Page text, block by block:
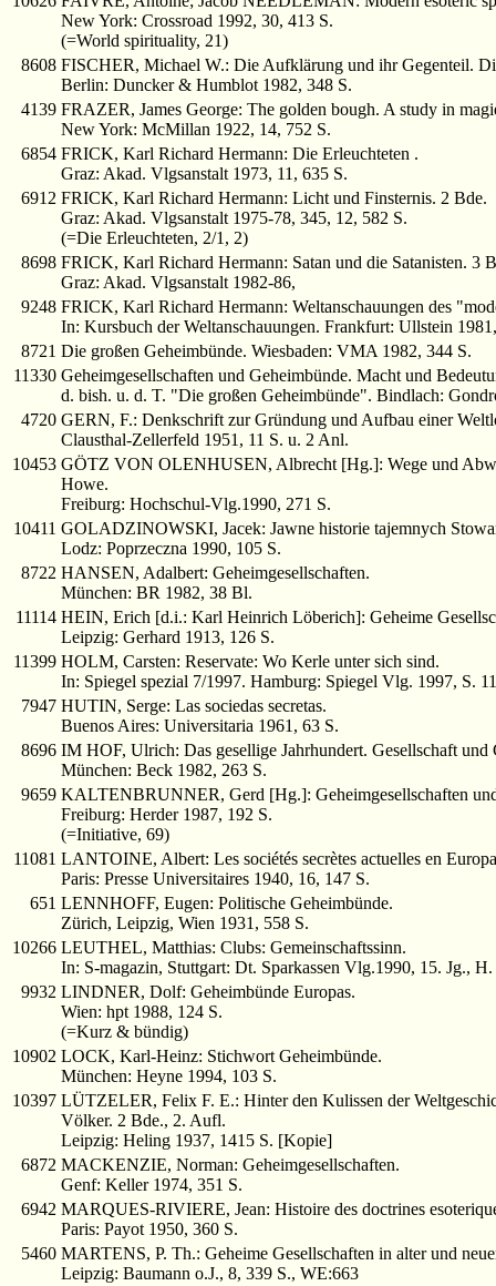
New York: Crossroad 1992, 30, 413 S.
(=World spirituality, 21)
8608 FISCHER, Michael W.: Die Aufklärung und ihr Gegenteil.
Berlin: Duncker & Humblot 1982, 348 S.
4139 FRAZER, James George: The golden bough. A study in
New York: McMillan 1922, 14, 752 S.
6854 FRICK, Karl Richard Hermann: Die Erleuchteten .
Graz: Akad. Vlgsanstalt 1973, 11, 635 S.
6912 FRICK, Karl Richard Hermann: Licht und Finsternis. 2 Bde.
Graz: Akad. Vlgsanstalt 1975-78, 345, 12, 582 S.
(=Die Erleuchteten, 2/1, 2)
8698 FRICK, Karl Richard Hermann: Satan und die Satanisten. 3
Graz: Akad. Vlgsanstalt 1982-86,
9248 FRICK, Karl Richard Hermann: Weltanschauungen des
In: Kursbuch der Weltanschauungen. Frankfurt: Ullstein
8721 Die großen Geheimbünde. Wiesbaden: VMA 1982, 344 S.
11330 Geheimgesellschaften und Geheimbünde. Macht und
d. bish. u. d. T. "Die großen Geheimbünde". Bindlach:
4720 GERN, F.: Denkschrift zur Gründung und Aufbau einer
Clausthal-Zellerfeld 1951, 11 S. u. 2 Anl.
10453 GÖTZ VON OLENHUSEN, Albrecht [Hg.]: Wege und
Howe.
Freiburg: Hochschul-Vlg.1990, 271 S.
10411 GOLADZINOWSKI, Jacek: Jawne historie tajemnych
Lodz: Poprzeczna 1990, 105 S.
8722 HANSEN, Adalbert: Geheimgesellschaften.
München: BR 1982, 38 Bl.
11114 HEIN, Erich [d.i.: Karl Heinrich Löberich]: Geheime
Leipzig: Gerhard 1913, 126 S.
11399 HOLM, Carsten: Reservate: Wo Kerle unter sich sind.
In: Spiegel spezial 7/1997. Hamburg: Spiegel Vlg. 1997, S.
7947 HUTIN, Serge: Las sociedas secretas.
Buenos Aires: Universitaria 1961, 63 S.
8696 IM HOF, Ulrich: Das gesellige Jahrhundert. Gesellschaft
München: Beck 1982, 263 S.
9659 KALTENBRUNNER, Gerd [Hg.]: Geheimgesellschaften
Freiburg: Herder 1987, 192 S.
(=Initiative, 69)
11081 LANTOINE, Albert: Les sociétés secrètes actuelles en
Paris: Presse Universitaires 1940, 16, 147 S.
651 LENNHOFF, Eugen: Politische Geheimbünde.
Zürich, Leipzig, Wien 1931, 558 S.
10266 LEUTHEL, Matthias: Clubs: Gemeinschaftssinn.
In: S-magazin, Stuttgart: Dt. Sparkassen Vlg.1990, 15. Jg.,
9932 LINDNER, Dolf: Geheimbünde Europas.
Wien: hpt 1988, 124 S.
(=Kurz & bündig)
10902 LOCK, Karl-Heinz: Stichwort Geheimbünde.
München: Heyne 1994, 103 S.
10397 LÜTZELER, Felix F. E.: Hinter den Kulissen der
Völker. 2 Bde., 2. Aufl.
Leipzig: Heling 1937, 1415 S. [Kopie]
6872 MACKENZIE, Norman: Geheimgesellschaften.
Genf: Keller 1974, 351 S.
6942 MARQUES-RIVIERE, Jean: Histoire des doctrines
Paris: Payot 1950, 360 S.
5460 MARTENS, P. Th.: Geheime Gesellschaften in alter und
Leipzig: Baumann o.J., 8, 339 S., WE:663